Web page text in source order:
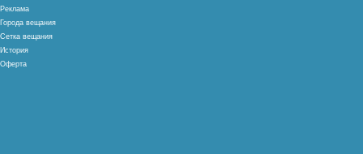
Реклама
Города вещания
Сетка вещания
История
Оферта